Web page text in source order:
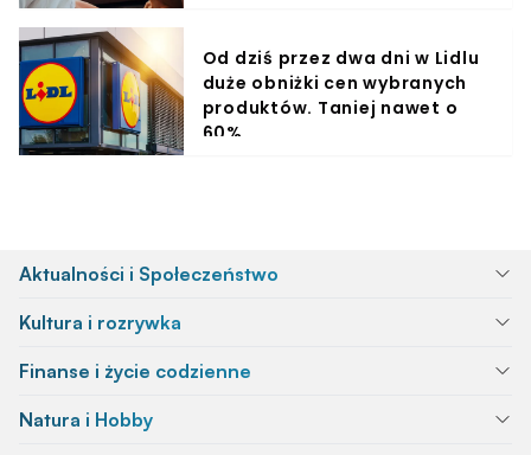
Od dziś przez dwa dni w Lidlu
duże obniżki cen wybranych
produktów. Taniej nawet o
60%
Aktualności i Społeczeństwo
Kultura i rozrywka
Finanse i życie codzienne
Natura i Hobby